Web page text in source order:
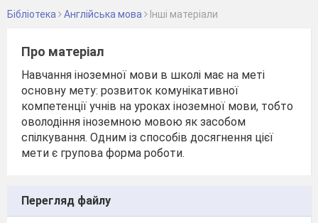
Бібліотека Англійська мова Інші матеріали
Про матеріал
Навчання іноземної мови в школі має на меті
основну мету: розвиток комунікативної
компетенції учнів на уроках іноземної мови, тобто
оволодіння іноземною мовою як засобом
спілкування. Одним із способів досягнення цієї
мети є групова форма роботи.
Перегляд файлу